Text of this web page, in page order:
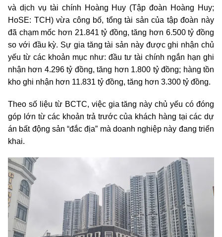
và dịch vụ tài chính Hoàng Huy (Tập đoàn Hoàng Huy;
HoSE: TCH) vừa công bố, tổng tài sản của tập đoàn này
đã chạm mốc hơn 21.841 tỷ đồng, tăng hơn 6.500 tỷ đồng
so với đầu kỳ. Sự gia tăng tài sản này được ghi nhận chủ
yếu từ các khoản mục như: đầu tư tài chính ngắn hạn ghi
nhận hơn 4.296 tỷ đồng, tăng hơn 1.800 tỷ đồng; hàng tồn
kho ghi nhận hơn 11.831 tỷ đồng, tăng hơn 3.300 tỷ đồng.
Theo số liệu từ BCTC, việc gia tăng này chủ yếu có đóng
góp lớn từ các khoản trả trước của khách hàng tại các dự
án bất động sản “đắc địa” mà doanh nghiệp này đang triển
khai.